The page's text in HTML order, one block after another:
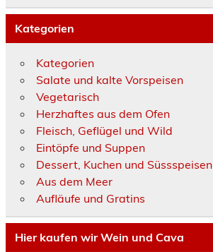
Kategorien
Kategorien
Salate und kalte Vorspeisen
Vegetarisch
Herzhaftes aus dem Ofen
Fleisch, Geflügel und Wild
Eintöpfe und Suppen
Dessert, Kuchen und Süssspeisen
Aus dem Meer
Aufläufe und Gratins
Hier kaufen wir Wein und Cava